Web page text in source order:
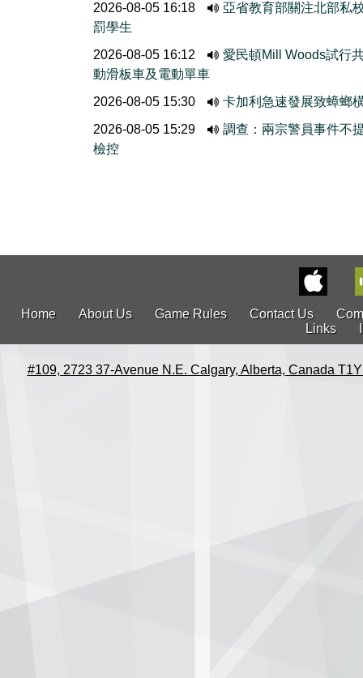
2026-08-05 16:18
亞省教育部關注北部私
罰學生
2026-08-05 16:12
愛民頓Mill Woods試行
動滑板車及電動單車
2026-08-05 15:30
卡加利急速發展致蟑螂
2026-08-05 15:29
調查：兩宗警員事件不
檢控
Home About Us Game Rules Contact Us
Links
#109, 2723 37-Avenue N.E. Calgary, Alberta, Canada